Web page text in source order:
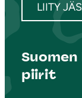
LIITY
piirit